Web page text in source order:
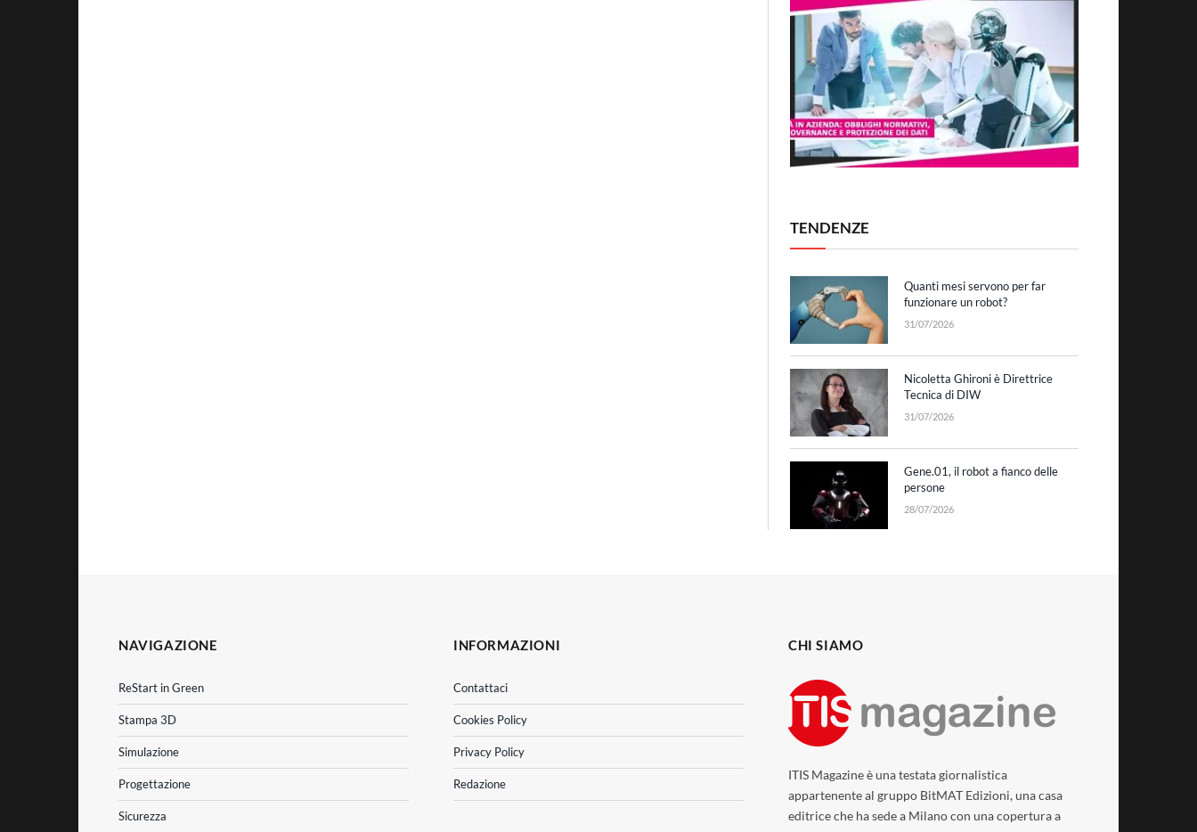
TENDENZE
Quanti mesi servono per far
funzionare un robot?
31/07/2026
Nicoletta Ghironi è Direttrice
Tecnica di DIW
31/07/2026
Gene.01, il robot a fianco delle
persone
28/07/2026
NAVIGAZIONE
ReStart in Green
Stampa 3D
Simulazione
Progettazione
Sicurezza
INFORMAZIONI
Contattaci
Cookies Policy
Privacy Policy
Redazione
CHI SIAMO
ITIS Magazine è una testata giornalistica
appartenente al gruppo BitMAT Edizioni, una casa
editrice che ha sede a Milano con una copertura a